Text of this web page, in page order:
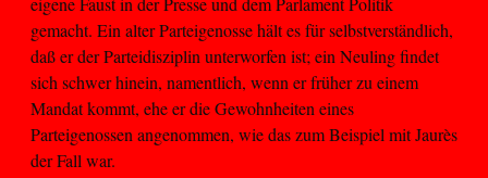
gemacht. Ein alter Parteigenosse hält es für selbstverständlich,
daß er der Parteidisziplin unterworfen ist; ein Neuling findet
sich schwer hinein, namentlich, wenn er früher zu einem
Mandat kommt, ehe er die Gewohnheiten eines
Parteigenossen angenommen, wie das zum Beispiel mit Jaurès
der Fall war.